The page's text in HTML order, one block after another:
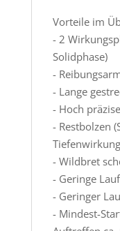
Vorteile im
- 2
Solidphase)
-
- Lange
- Hoch
- Restbolzen
- Wildbret
- Geringe
- Geringer
- Mindest-